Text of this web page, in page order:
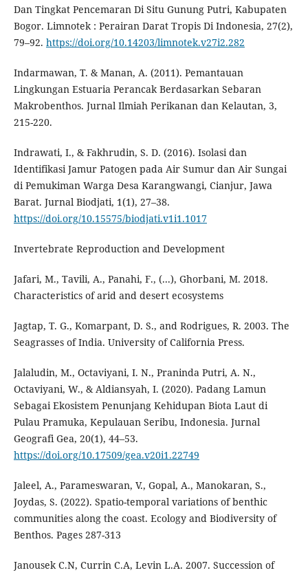
Dan Tingkat Pencemaran Di Situ Gunung Putri, Kabupaten
Bogor. Limnotek : Perairan Darat Tropis Di Indonesia, 27(2),
79–92. https://doi.org/10.14203/limnotek.v27i2.282
Indarmawan, T. & Manan, A. (2011). Pemantauan
Lingkungan Estuaria Perancak Berdasarkan Sebaran
Makrobenthos. Jurnal Ilmiah Perikanan dan Kelautan, 3,
215-220.
Indrawati, I., & Fakhrudin, S. D. (2016). Isolasi dan
Identifikasi Jamur Patogen pada Air Sumur dan Air Sungai
di Pemukiman Warga Desa Karangwangi, Cianjur, Jawa
Barat. Jurnal Biodjati, 1(1), 27–38.
https://doi.org/10.15575/biodjati.v1i1.1017
Invertebrate Reproduction and Development
Jafari, M., Tavili, A., Panahi, F., (...), Ghorbani, M. 2018.
Characteristics of arid and desert ecosystems
Jagtap, T. G., Komarpant, D. S., and Rodrigues, R. 2003. The
Seagrasses of India. University of California Press.
Jalaludin, M., Octaviyani, I. N., Praninda Putri, A. N.,
Octaviyani, W., & Aldiansyah, I. (2020). Padang Lamun
Sebagai Ekosistem Penunjang Kehidupan Biota Laut di
Pulau Pramuka, Kepulauan Seribu, Indonesia. Jurnal
Geografi Gea, 20(1), 44–53.
https://doi.org/10.17509/gea.v20i1.22749
Jaleel, A., Parameswaran, V., Gopal, A., Manokaran, S.,
Joydas, S. (2022). Spatio-temporal variations of benthic
communities along the coast. Ecology and Biodiversity of
Benthos. Pages 287-313
Janousek C.N, Currin C.A, Levin L.A. 2007. Succession of